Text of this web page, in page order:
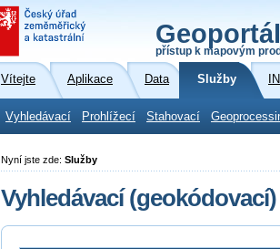
přístup k mapovým
Vítejte Aplikace Data Služby
Vyhledávací Prohlížecí Stahovací
Nyní jste zde: Služby
Vyhledávací